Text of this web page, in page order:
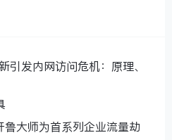
发内网访问危机：原理、
大师为首系列企业流量劫